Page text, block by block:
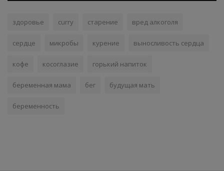
здоровье curry старение вред алкоголя
сердце микробы курение выносливость сердца
кофе косоглазие горький напиток
беременная мама бег будущая мать
беременность